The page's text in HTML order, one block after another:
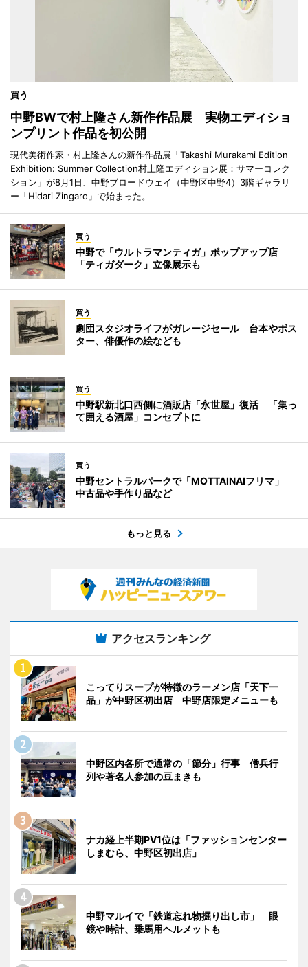
買う
中野BWで村上隆さん新作作品展 実物エディショ
ンプリント作品を初公開
現代美術作家・村上隆さんの新作作品展「Takashi Murakami Edition
Exhibition: Summer Collection村上隆エディション展：サマーコレク
ション」が8月1日、中野ブロードウェイ（中野区中野4）3階ギャラリ
ー「Hidari Zingaro」で始まった。
買う
中野で「ウルトラマンティガ」ポップアップ店
「ティガダーク」立像展示も
買う
劇団スタジオライフがガレージセール 台本やポス
ター、俳優作の絵なども
買う
中野駅新北口西側に酒販店「永世屋」復活 「集っ
て囲える酒屋」コンセプトに
買う
中野セントラルパークで「MOTTAINAIフリマ」
中古品や手作り品など
もっと見る
アクセスランキング
こってりスープが特徴のラーメン店「天下一
品」が中野区初出店 中野店限定メニューも
中野区内各所で通常の「節分」行事 僧兵行
列や著名人参加の豆まきも
ナカ経上半期PV1位は「ファッションセンター
しまむら、中野区初出店」
中野マルイで「鉄道忘れ物掘り出し市」 眼
鏡や時計、乗馬用ヘルメットも